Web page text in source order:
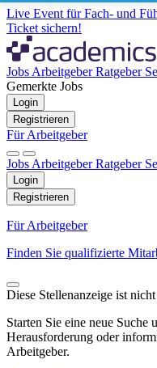
Live Event für Fach- und
Ticket sichern!
Jobs ArbeitgeberRatgeber
Gemerkte Jobs
Login
Registrieren
Für Arbeitgeber
Jobs ArbeitgeberRatgeber
Login
Registrieren
Für Arbeitgeber
Finden Sie qualifizierte
Diese Stellenanzeige ist
Starten Sie eine neue Suche
Herausforderung oder
Arbeitgeber.